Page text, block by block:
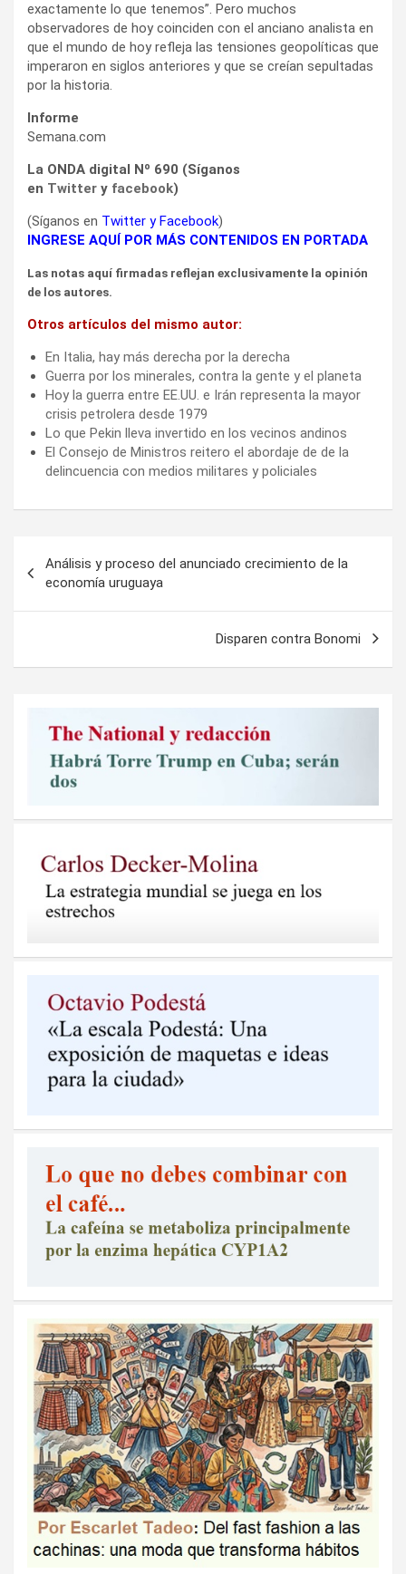
exactamente lo que tenemos”. Pero muchos
observadores de hoy coinciden con el anciano analista en
que el mundo de hoy refleja las tensiones geopolíticas que
imperaron en siglos anteriores y que se creían sepultadas
por la historia.
Informe
Semana.com
La ONDA digital Nº 690 (Síganos
en Twitter y facebook)
(Síganos en Twitter yFacebook)
INGRESE AQUÍ POR MÁS CONTENIDOS EN PORTADA
Las notas aquí firmadas reflejan exclusivamente la opinión
de los autores.
Otros artículos del mismo autor:
En Italia, hay más derecha por la derecha
Guerra por los minerales, contra la gente y el planeta
Hoy la guerra entre EE.UU. e Irán representa la mayor
crisis petrolera desde 1979
Lo que Pekin lleva invertido en los vecinos andinos
El Consejo de Ministros reitero el abordaje de de la
delincuencia con medios militares y policiales
de
entradas
Análisis y proceso del anunciado crecimiento de la
economía uruguaya
Disparen contra Bonomi